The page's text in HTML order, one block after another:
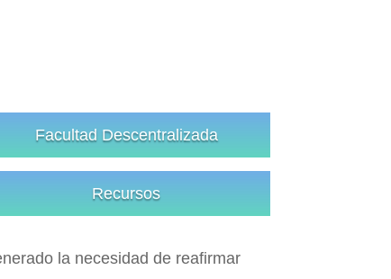
Facultad Descentralizada
Recursos
la necesidad de reafirmar